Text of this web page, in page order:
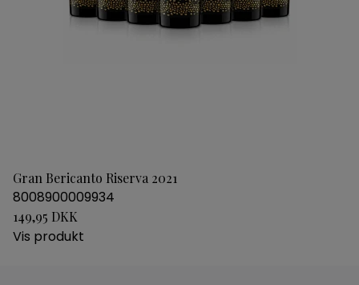
Gran Bericanto Riserva 2021
8008900009934
149,95 DKK
Vis produkt